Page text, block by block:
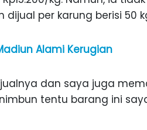
per karung berisi 50
Alami Kerugian
dan saya juga
tentu barang ini